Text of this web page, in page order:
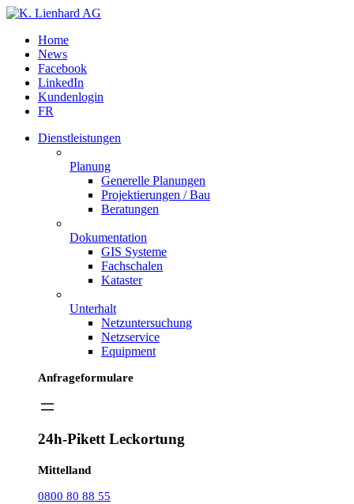
Home
News
Facebook
LinkedIn
Kundenlogin
FR
Dienstleistungen
Planung
Generelle Planungen
Projektierungen / Bau
Beratungen
Dokumentation
GIS Systeme
Fachschalen
Kataster
Unterhalt
Netzuntersuchung
Netzservice
Equipment
Anfrageformulare
24h-Pikett Leckortung
Mittelland
0800 80 88 55